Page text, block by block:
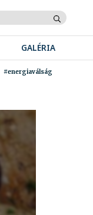
GALÉRIA
#energiaválság